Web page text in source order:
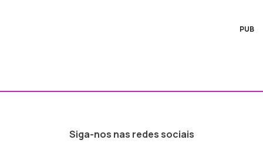
PUB
Siga-nos nas redes sociais